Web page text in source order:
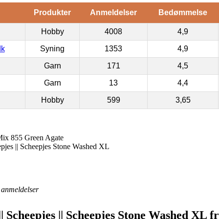
Produkter Anmeldelser Bedømmelse
Hobby 4008 4,9
Syning 1353 4,9
Garn 171 4,5
Garn 13 4,4
Hobby 599 3,65
855 Green Agate
|| Scheepjes Stone Washed XL
|| Scheepjes Stone Washed XL